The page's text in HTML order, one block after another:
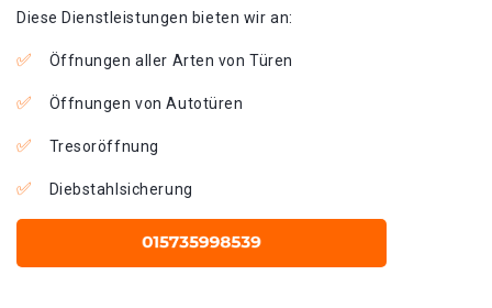
Diese Dienstleistungen bieten wir an:
Öffnungen aller Arten von Türen
Öffnungen von Autotüren
Tresoröffnung
Diebstahlsicherung